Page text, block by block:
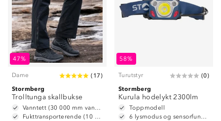
47%
Dame ( 17)
Stormberg
Trolltunga skallbukse
Vanntett (30 000 mm vannsøyle)
Fukttransporterende (10 000 g/m2/24t)
58%
Turutstyr (0)
Stormberg
Kurula hodelykt 2300lm
Toppmodell
6 lysmodus og sensorfunksjon